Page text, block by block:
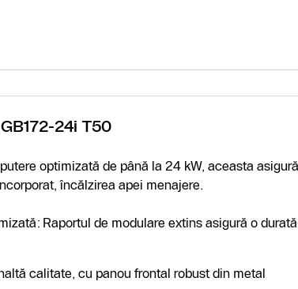
24i T50
optimizată de până la 24 kW, aceasta
încălzirea apei menajere.
Raportul de modulare extins asigură o
calitate, cu panou frontal robust din metal